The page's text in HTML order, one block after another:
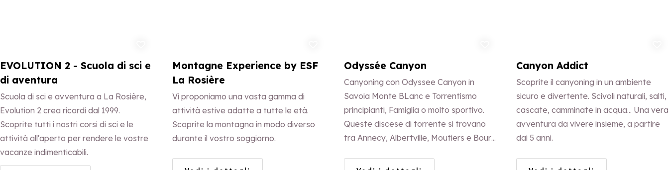
EVOLUTION 2 - Scuola di sci e
di aventura
Scuola di sci e avventura a La Rosière,
Evolution 2 crea ricordi dal 1999.
Scoprite tutti i nostri corsi di sci e le
attività all'aperto per rendere le vostre
vacanze indimenticabili.
Montagne Experience by ESF
La Rosière
Vi proponiamo una vasta gamma di
attività estive adatte a tutte le età.
Scoprite la montagna in modo diverso
durante il vostro soggiorno.
Odyssée Canyon
Canyoning con Odyssee Canyon in
Savoia Monte BLanc e Torrentismo
principianti, Famiglia o molto sportivo.
Queste discese di torrente si trovano
tra Annecy, Albertville, Moutiers e Bourg
Montmin, Frontenex e Eau Rousse.
Canyon Addict
Scoprite il canyoning in un ambiente
sicuro e divertente. Scivoli naturali, salti,
cascate, camminate in acqua… Una vera
avventura da vivere insieme, a partire
dai 5 anni.